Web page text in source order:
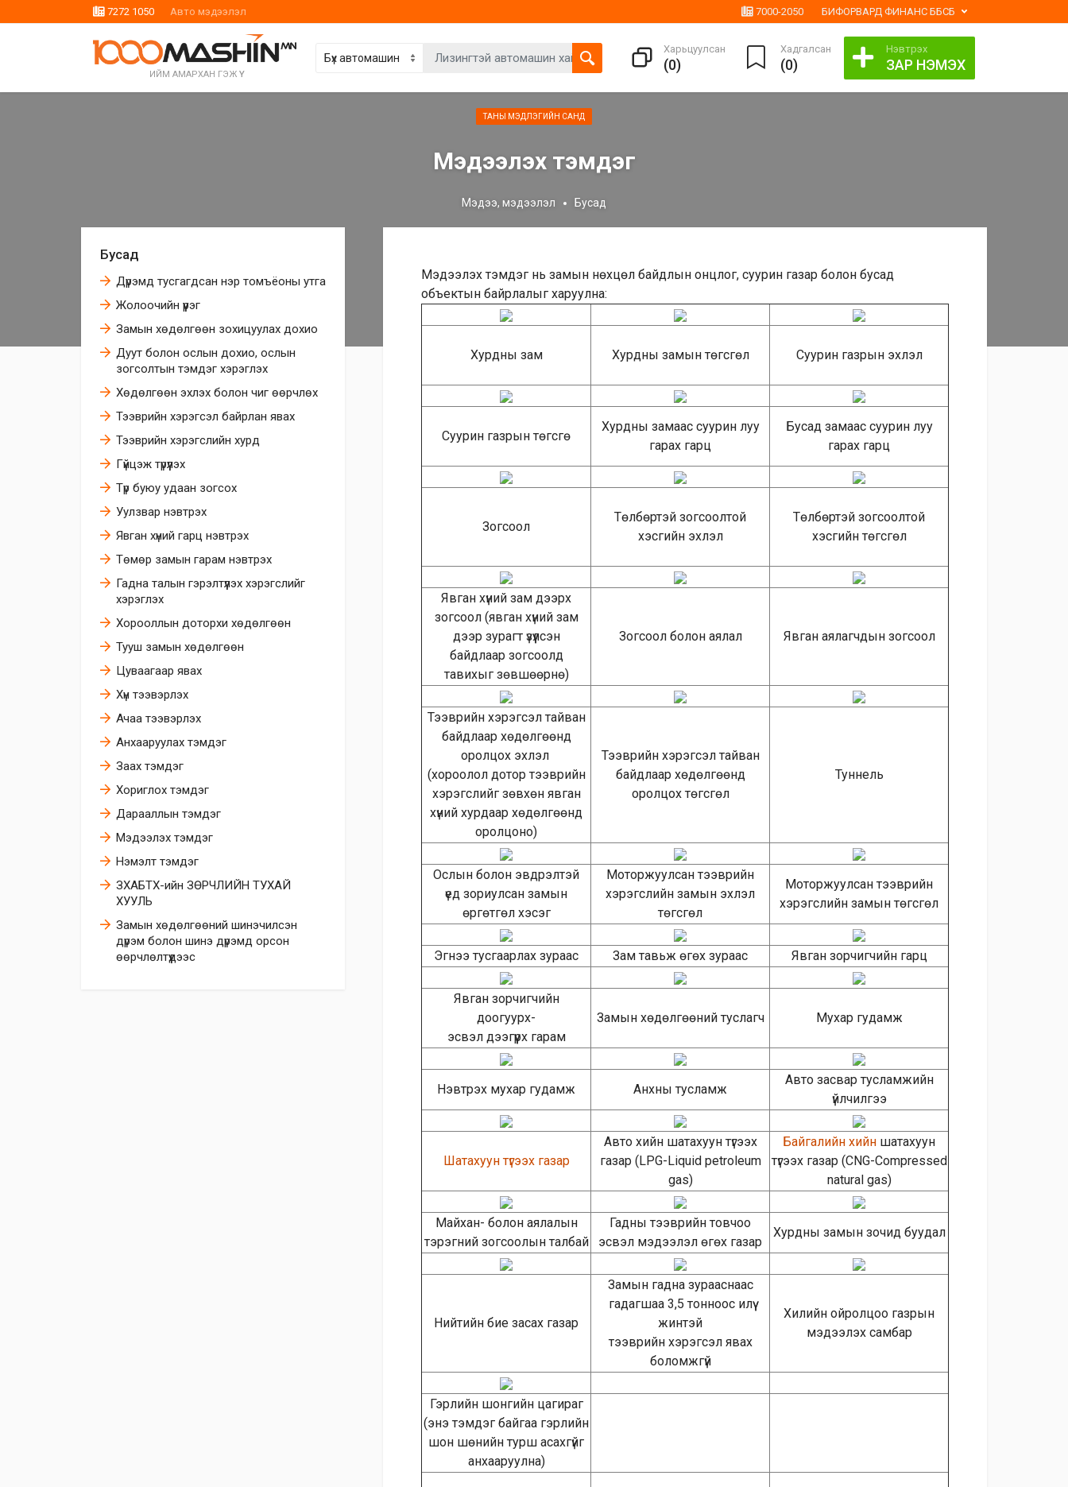
7272 1050 Авто мэдээлэл 7000-2050 БИФОРВАРД ФИНАНС ББСБ
ИЙМ АМАРХАН ГЭЖ ҮҮ
Харьцуулсан
(0)
Хадгалсан
(0)
Нэвтрэх
ЗАР НЭМЭХ
ТАНЫ МЭДЛЭГИЙН САНД
Мэдээлэх тэмдэг
Мэдээ, мэдээлэл Бусад
Бусад
Дүрэмд тусгагдсан нэр томъёоны утга
Жолоочийн үүрэг
Замын хөдөлгөөн зохицуулах дохио
Дуут болон ослын дохио, ослын
зогсолтын тэмдэг хэрэглэх
Хөдөлгөөн эхлэх болон чиг өөрчлөх
Тээврийн хэрэгсэл байрлан явах
Тээврийн хэрэгслийн хурд
Гүйцэж түрүүлэх
Түр буюу удаан зогсох
Уулзвар нэвтрэх
Явган хүний гарц нэвтрэх
Төмөр замын гарам нэвтрэх
Гадна талын гэрэлтүүлэх хэрэгслийг
хэрэглэх
Хорооллын доторхи хөдөлгөөн
Тууш замын хөдөлгөөн
Цуваагаар явах
Хүн тээвэрлэх
Ачаа тээвэрлэх
Анхааруулах тэмдэг
Заах тэмдэг
Хориглох тэмдэг
Дарааллын тэмдэг
Мэдээлэх тэмдэг
Нэмэлт тэмдэг
ЗХАБТХ-ийн ЗӨРЧЛИЙН ТУХАЙ
ХУУЛЬ
Замын хөдөлгөөний шинэчилсэн
дүрэм болон шинэ дүрэмд орсон
өөрчлөлтүүдээс
Мэдээлэх тэмдэг нь замын нөхцөл байдлын онцлог, суурин газар болон бусад
объектын байрлалыг харуулна:
Хурдны зам Хурдны замын төгсгөл Суурин газрын эхлэл
Суурин газрын төгсгө
Хурдны замаас суурин луу
гарах гарц
Бусад замаас суурин луу
гарах гарц
Зогсоол
Төлбөртэй зогсоолтой
хэсгийн эхлэл
Төлбөртэй зогсоолтой
хэсгийн төгсгөл
Явган хүний зам дээрx
зогсоол (явган хүний зам
дээр зурагт үзүүлсэн
байдлаар зогсоолд
тавихыг зөвшөөрнө)
Зогсоол болон аялал Явган аялагчдын зогсоол
Тээврийн хэрэгсэл тайван
байдлаар хөдөлгөөнд
оролцох эхлэл
(хороолол дотор тээврийн
хэрэгслийг зөвхөн явган
хүний хурдаар хөдөлгөөнд
оролцоно)
Тээврийн хэрэгсэл тайван
байдлаар хөдөлгөөнд
оролцох төгсгөл
Туннель
Ослын болон эвдрэлтэй
үед зориулсан замын
өргөтгөл хэсэг
Моторжуулсан тээврийн
хэрэгслийн замын эхлэл
төгсгөл
Моторжуулсан тээврийн
хэрэгслийн замын төгсгөл
Эгнээ тусгаарлах зураас Зам тавьж өгөх зураас Явган зорчигчийн гарц
Явган зорчигчийн
доогуурх-
эсвэл дээгүүрх гарам
Замын хөдөлгөөний туслагч Мухар гудамж
Нэвтрэх мухар гудамж Анхны тусламж
Авто засвар тусламжийн
үйлчилгээ
Шатахуун түгээх газар
Авто хийн шатахуун түгээх
газар (LPG-Liquid petroleum
gas)
Байгалийн хийн шатахуун
түгээх газар (CNG-Compressed
natural gas)
Майхан- болон аялалын
тэрэгний зогсоолын талбай
Гадны тээврийн товчоо
эсвэл мэдээлэл өгөх газар
Хурдны замын зочид буудал
Нийтийн бие засах газар
Замын гадна зурааснаас
гадагшаа 3,5 тонноос илүү
жинтэй
тээврийн хэрэгсэл явах
боломжгүй
Хилийн ойролцоо газрын
мэдээлэх самбар
Гэрлийн шонгийн цагираг
(энэ тэмдэг байгаа гэрлийн
шон шөнийн турш асахгүйг
анхааруулна)